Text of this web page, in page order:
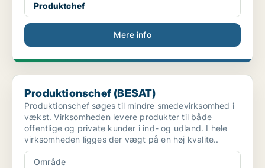
Produktchef
Mere info
Produktionschef (BESAT)
Produktionschef (BESAT)
Produktionschef søges til mindre smedevirksomhed i
vækst. Virksomheden levere produkter til både
offentlige og private kunder i ind- og udland. I hele
virksomheden ligges der vægt på en høj kvalite..
Område